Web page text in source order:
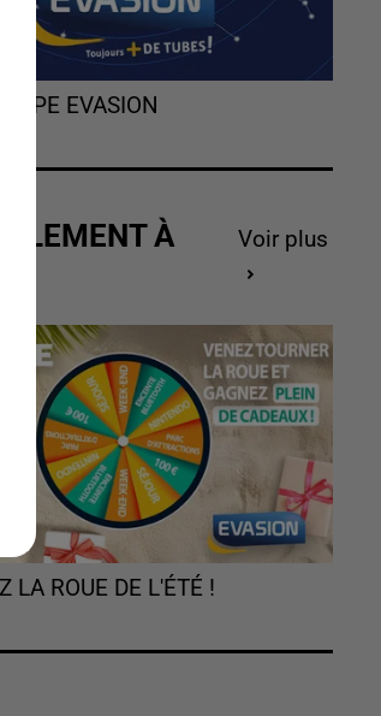
EVASION
À
Voir plus
LA ROUE DE L'ÉTÉ !